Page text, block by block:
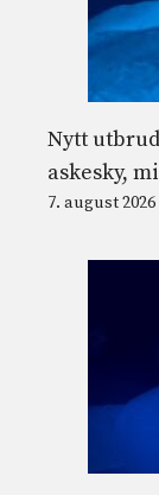
Nytt
askesky,
7. august 2026